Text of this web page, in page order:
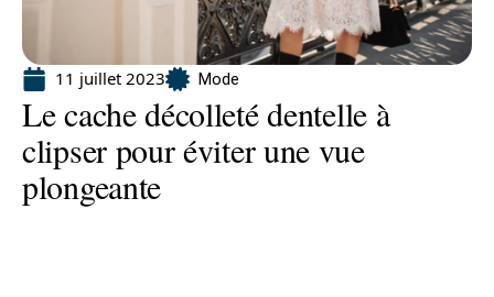
11 juillet 2023 Mode
Le cache décolleté dentelle à
clipser pour éviter une vue
plongeante